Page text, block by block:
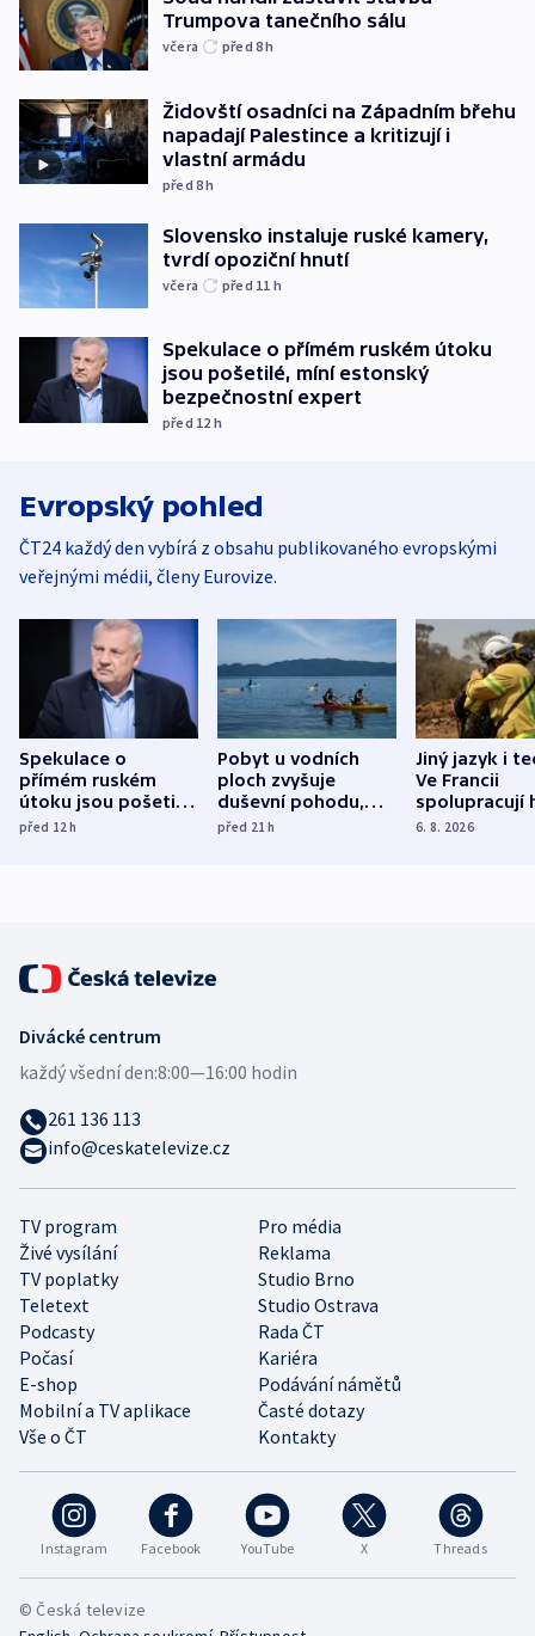
Trumpova tanečního sálu
včera před 8h
Židovští osadníci na Západním břehu
napadají Palestince a kritizují i
vlastní armádu
před 8h
Slovensko instaluje ruské kamery,
tvrdí opoziční hnutí
včera před 11 h
Spekulace o přímém ruském útoku
jsou pošetilé, míní estonský
bezpečnostní expert
před 12 h
Evropský pohled
ČT24 každý den vybírá z obsahu publikovaného evropskými
veřejnými médii, členy Eurovize.
Spekulace o
přímém ruském
útoku jsou pošetilé,
míní estonský
před 12h
Pobyt u vodních
ploch zvyšuje
duševní pohodu,
ukázala
před 21h
Jiný jazyk i
Ve Francii
spolupracují
různých zemí
6. 8. 2026
Instagram Facebook YouTube X Threads
TV program
Pro média
Živé vysílání
Reklama
TV poplatky
Studio Brno
Teletext
Studio Ostrava
Podcasty
Rada ČT
Počasí
Kariéra
E-shop
Podávání námětů
Mobilní a TV aplikace
Časté dotazy
Vše o ČT
Kontakty
Divácké centrum
každý všední den:8:00—16:00 hodin
261 136 113
info@ceskatelevize.cz
© Česká televize